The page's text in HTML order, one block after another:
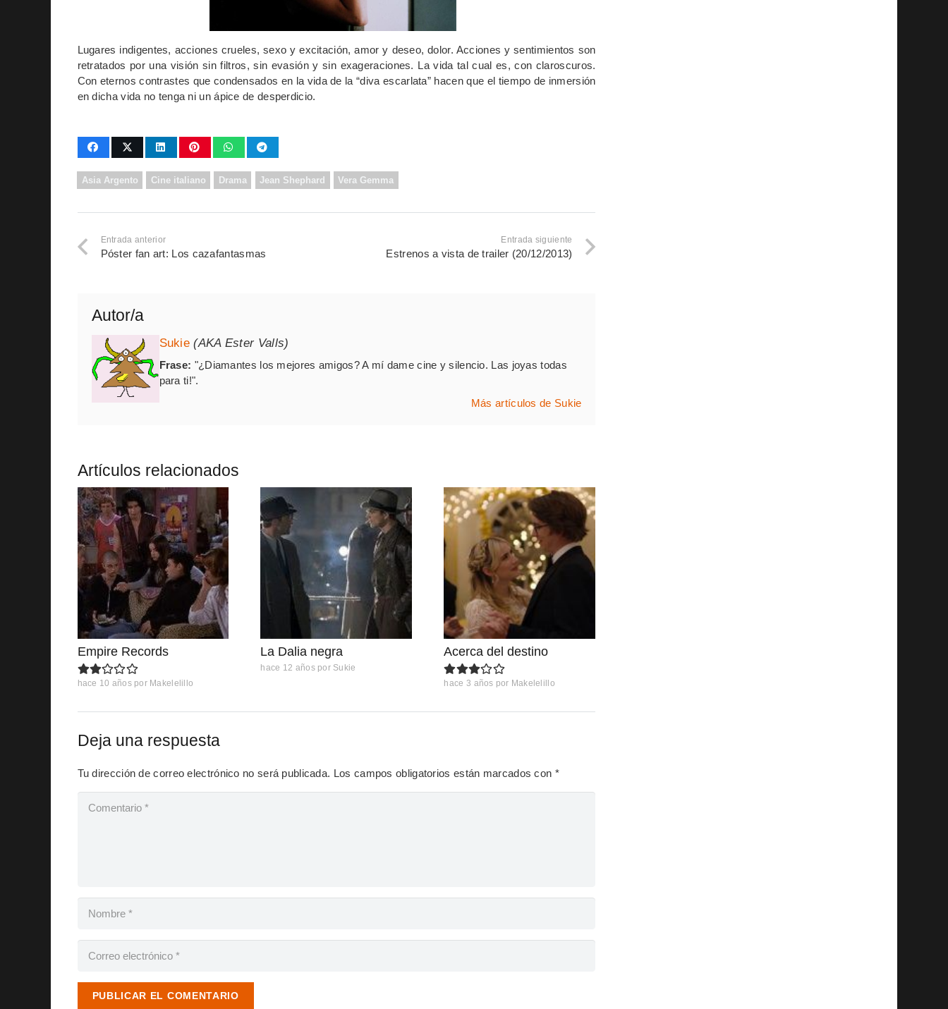
Lugares indigentes, acciones crueles, sexo y excitación, amor y deseo, dolor. Acciones y sentimientos son
retratados por una visión sin filtros, sin evasión y sin exageraciones. La vida tal cual es, con claroscuros.
Con eternos contrastes que condensados en la vida de la “diva escarlata” hacen que el tiempo de inmersión
en dicha vida no tenga ni un ápice de desperdicio.
Asia Argento Cine italiano Drama Jean Shephard Vera Gemma
Entrada anterior
Póster fan art: Los cazafantasmas
Entrada siguiente
Estrenos a vista de trailer (20/12/2013)
Autor/a
Sukie (AKA Ester Valls)
Frase: "¿Diamantes los mejores amigos? A mí dame cine y silencio. Las joyas todas
para ti!".
Más artículos de Sukie
Artículos relacionados
Empire Records
hace 10 años por Makelelillo
La Dalia negra
hace 12 años por Sukie
Acerca del destino
hace 3 años por Makelelillo
Deja una respuesta
Tu dirección de correo electrónico no será publicada. Los campos obligatorios están marcados con *
PUBLICAR EL COMENTARIO